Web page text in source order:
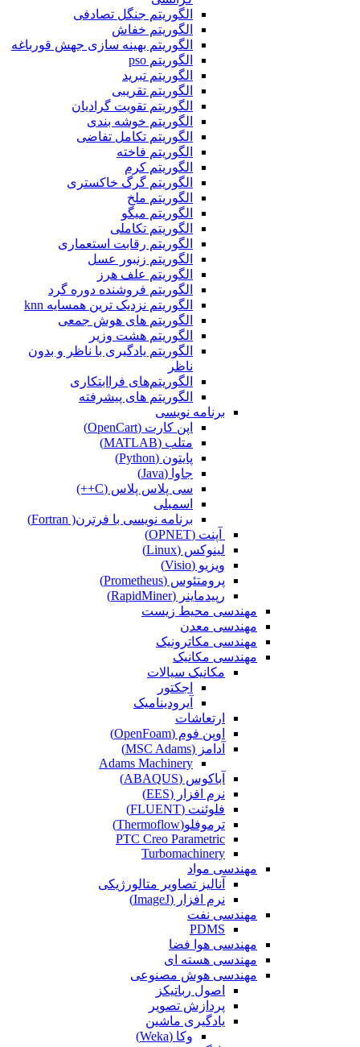
الگوریتم جنگل تصادفی
الگوریتم خفاش
الگوریتم بهینه سازی جهش قورباغه
الگوریتم pso
الگوریتم تبرید
الگوریتم تقریبی
الگوریتم تقویت گرادیان
الگوریتم خوشه بندی
الگوریتم تکامل تفاضی
الگوریتم فاخته
الگوریتم کرم
الگوریتم گرگ خاکستری
الگوریتم ملخ
الگوریتم میگو
الگوریتم تکاملی
الگوریتم رقابت استعماری
الگوریتم زنبور عسل
الگوریتم علف هرز
الگوریتم فروشنده دوره گرد
الگوریتم نزدیک ترین همسایه knn
الگوریتم های هوش جمعی
الگوریتم هشت وزیر
الگوریتم یادگیری با ناظر و بدون
ناظر
الگوریتم‌های فراابتکاری
الگوریتم های پیشرفته
برنامه نویسی
اپن کارت (OpenCart)
متلب (MATLAB)
پایتون (Python)
جاوا (Java)
سی پلاس پلاس (C++)
اسمبلی
برنامه نویسی با فرترن( Fortran)
آپنت (OPNET)
لینوکس (Linux)
ویزیو (Visio)
پرومتئوس (Prometheus)
رپیدماینر (RapidMiner)
مهندسی محیط زیست
مهندسی معدن
مهندسی مکاترونیک
مهندسی مکانیک
مکانیک سیالات
اجکتور
آیرودینامیک
ارتعاشات
اوپن فوم (OpenFoam)
آدامز (MSC Adams)
Adams Machinery
آباکوس (ABAQUS)
نرم افزار (EES)
فلوئنت (FLUENT)
ترموفلو(Thermoflow)
PTC Creo Parametric
Turbomachinery
مهندسی مواد
آنالیز تصاویر متالورژیکی
نرم افزار (ImageJ)
مهندسی نفت
PDMS
مهندسی هوا فضا
مهندسی هسته ای
مهندسی هوش مصنوعی
اصول رباتیکز
پردازش تصویر
یادگیری ماشین
وکا (Weka)